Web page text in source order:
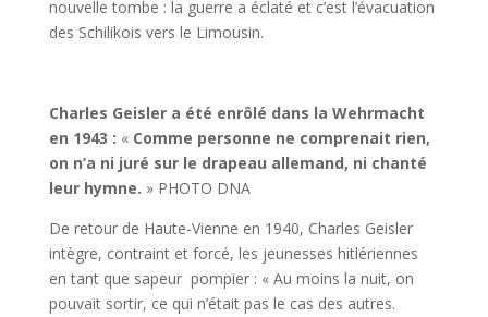
nouvelle tombe : la guerre a éclaté et c’est l’évacuation
des Schilikois vers le Limousin.
Charles Geisler a été enrôlé dans la Wehrmacht
en 1943 : « Comme personne ne comprenait rien,
on n‘a ni juré sur le drapeau allemand, ni chanté
leur hymne. » PHOTO DNA
De retour de Haute-Vienne en 1940, Charles Geisler
intègre, contraint et forcé, les jeunesses hitlériennes
en tant que sapeur ­ pompier : « Au moins la nuit, on
pouvait sortir, ce qui n’était pas le cas des autres.